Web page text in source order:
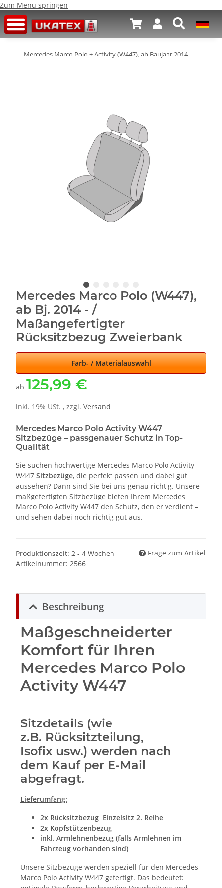
Zum Menü springen
Mercedes Marco Polo + Activity (W447), ab Baujahr 2014
Mercedes Marco Polo (W447),
ab Bj. 2014 - /
Maßangefertigter
Rücksitzbezug Zweierbank
Farb- / Materialauswahl
ab 125,99 €
inkl. 19% USt. , zzgl. Versand
Mercedes Marco Polo Activity W447
Sitzbezüge – passgenauer Schutz in Top-
Qualität
Sie suchen hochwertige Mercedes Marco Polo Activity
W447 Sitzbezüge, die perfekt passen und dabei gut
aussehen? Dann sind Sie bei uns genau richtig. Unsere
maßgefertigten Sitzbezüge bieten Ihrem Mercedes
Marco Polo Activity W447 den Schutz, den er verdient –
und sehen dabei noch richtig gut aus.
Produktionszeit: 2 - 4 Wochen
Frage zum Artikel
Artikelnummer: 2566
Beschreibung
Maßgeschneiderter
Komfort für Ihren
Mercedes Marco Polo
Activity W447
Sitzdetails (wie
z.B. Rücksitzteilung,
Isofix usw.) werden nach
dem Kauf per E-Mail
abgefragt.
Lieferumfang:
2x Rücksitzbezug Einzelsitz 2. Reihe
2x Kopfstützenbezug
inkl. Armlehnenbezug (falls Armlehnen im
Fahrzeug vorhanden sind)
Unsere Sitzbezüge werden speziell für den Mercedes
Marco Polo Activity W447 gefertigt. Das bedeutet: